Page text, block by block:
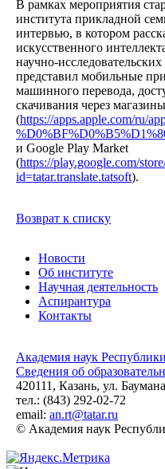
В рамках мероприятия
института прикладной
интервью, в котором
искусственного
научно-
представил мобильные
машинного перевода,
скачивания через
(https://apps.apple.com/ru/
и Google Play Market
(https://play.google.com/
id=tatar.translate.tatsoft).
Возврат к списку
Новости
Об институте
Научная деятельность
Аспирантура
Контакты
Академия наук
Сведения об
420111, Казань, ул.
тел.: (843) 292-02-72
email: an.rt@tatar.ru
© Академия наук